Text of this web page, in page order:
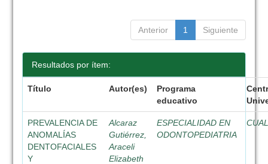
Anterior 1 Siguiente
Resultados por ítem:
Título Autor(es)
Programa
educativo
PREVALENCIA DE
ANOMALÍAS
DENTOFACIALES
Y
Alcaraz
Gutiérrez,
Araceli
Elizabeth
ESPECIALIDAD EN
ODONTOPEDIATRIA